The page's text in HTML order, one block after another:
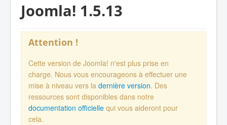
Joomla! 1.5.13
Attention !
Cette version de Joomla! n'est plus prise en
charge. Nous vous encourageons à effectuer une
mise à niveau vers la dernière version. Des
ressources sont disponibles dans notre
documentation officielle qui vous aideront pour
cela.